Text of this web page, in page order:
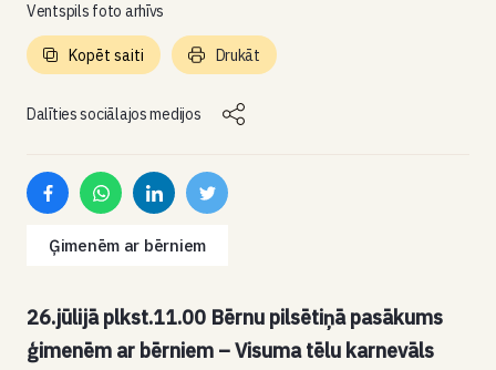
Ventspils foto arhīvs
Dalīties sociālajos medijos
Kopēt saiti Drukāt
Ģimenēm ar bērniem
26.jūlijā plkst.11.00 Bērnu pilsētiņā pasākums
ģimenēm ar bērniem – Visuma tēlu karnevāls